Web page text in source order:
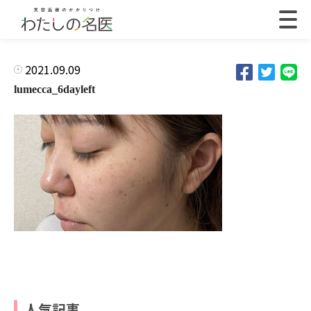
2021.09.09
lumecca_6dayleft